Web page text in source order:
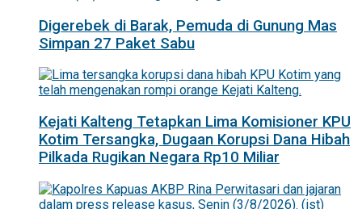
Digerebek di Barak, Pemuda di Gunung Mas
Simpan 27 Paket Sabu
Kejati Kalteng Tetapkan Lima Komisioner KPU
Kotim Tersangka, Dugaan Korupsi Dana Hibah
Pilkada Rugikan Negara Rp10 Miliar